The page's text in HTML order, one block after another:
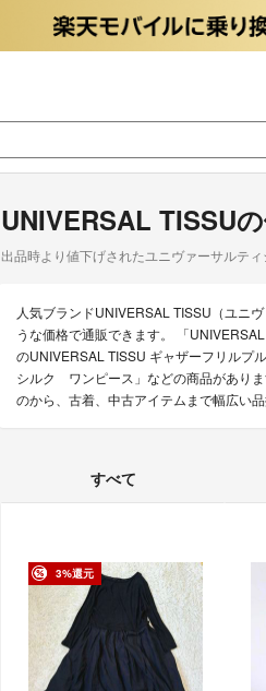
UNIVERSAL TISSU
出品時より値下げされたユニヴァーサルテ
人気ブランドUNIVERSAL TISSU（ユニ
うな価格で通販できます。 「
のUNIVERSAL TISSU ギャザーフリル
シルク ワンピース」などの商品があり
のから、古着、中古アイテムまで幅広い品
すべて
3%還元